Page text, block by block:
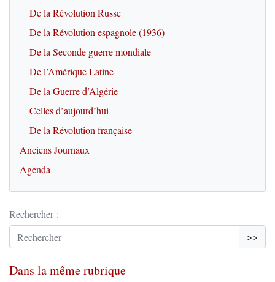
De la Révolution Russe
De la Révolution espagnole (1936)
De la Seconde guerre mondiale
De l’Amérique Latine
De la Guerre d’Algérie
Celles d’aujourd’hui
De la Révolution française
Anciens Journaux
Agenda
Rechercher :
>>
Dans la même rubrique